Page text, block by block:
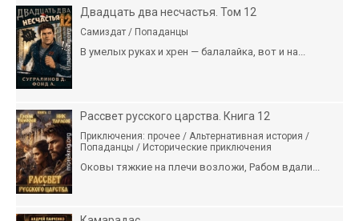
Двадцать два несчастья. Том 12
Самиздат / Попаданцы
В умелых руках и хрен — балалайка, вот и на...
Рассвет русского царства. Книга 12
Приключения: прочее / Альтернативная история /
Попаданцы / Исторические приключения
Оковы тяжкие на плечи возложи, Рабом вдали...